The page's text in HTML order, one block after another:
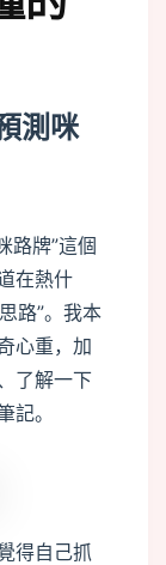
測咪
路牌”這個
在熱什
路”。我本
心重，加
了解一下
記。
得自己抓